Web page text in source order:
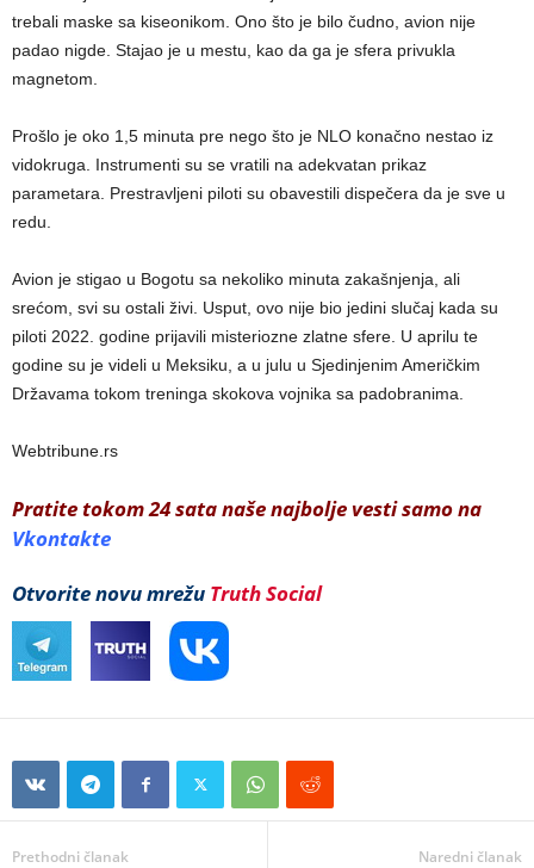
trebali maske sa kiseonikom. Ono što je bilo čudno, avion nije
padao nigde. Stajao je u mestu, kao da ga je sfera privukla
magnetom.
Prošlo je oko 1,5 minuta pre nego što je NLO konačno nestao iz
vidokruga. Instrumenti su se vratili na adekvatan prikaz
parametara. Prestravljeni piloti su obavestili dispečera da je sve u
redu.
Avion je stigao u Bogotu sa nekoliko minuta zakašnjenja, ali
srećom, svi su ostali živi. Usput, ovo nije bio jedini slučaj kada su
piloti 2022. godine prijavili misteriozne zlatne sfere. U aprilu te
godine su je videli u Meksiku, a u julu u Sjedinjenim Američkim
Državama tokom treninga skokova vojnika sa padobranima.
Webtribune.rs
Pratite tokom 24 sata naše najbolje vesti samo na
Vkontakte
Otvorite novu mrežu Truth Social
Prethodni članak Naredni članak